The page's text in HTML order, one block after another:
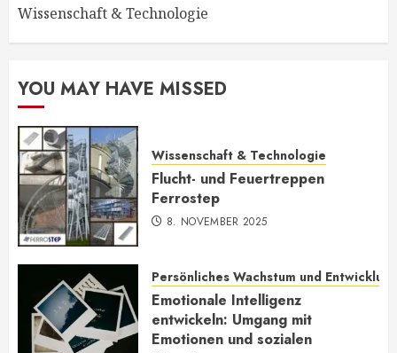
Wissenschaft & Technologie
YOU MAY HAVE MISSED
Wissenschaft & Technologie
Flucht- und Feuertreppen
Ferrostep
8. NOVEMBER 2025
Persönliches Wachstum und Entwicklung
Emotionale Intelligenz
entwickeln: Umgang mit
Emotionen und sozialen